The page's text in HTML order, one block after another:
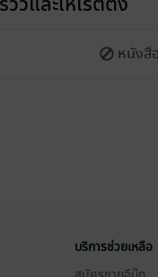
หนังสือ
บริการช่วยเหลือ